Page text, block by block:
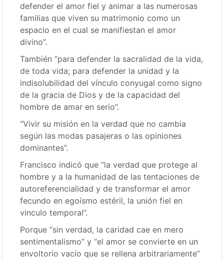
defender el amor fiel y animar a las numerosas
familias que viven su matrimonio como un
espacio en el cual se manifiestan el amor
divino”.
También “para defender la sacralidad de la vida,
de toda vida; para defender la unidad y la
indisolubilidad del vínculo conyugal como signo
de la gracia de Dios y de la capacidad del
hombre de amar en serio”.
“Vivir su misión en la verdad que no cambia
según las modas pasajeras o las opiniones
dominantes”.
Francisco indicó que “la verdad que protege al
hombre y a la humanidad de las tentaciones de
autoreferencialidad y de transformar el amor
fecundo en egoísmo estéril, la unión fiel en
vinculo temporal”.
Porque “sin verdad, la caridad cae en mero
sentimentalismo” y “el amor se convierte en un
envoltorio vacío que se rellena arbitrariamente”